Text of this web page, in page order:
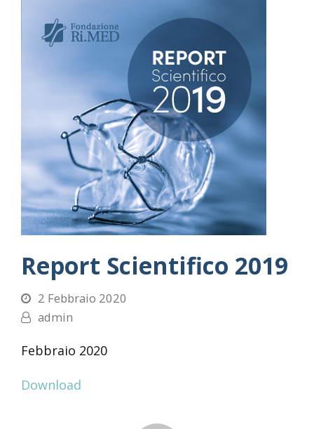
Report Scientifico 2019
2 Febbraio 2020
admin
Febbraio 2020
Download